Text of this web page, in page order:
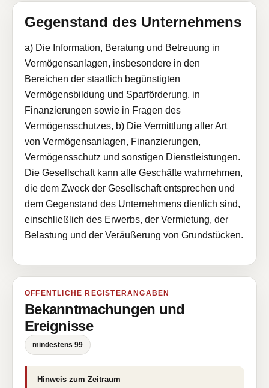
Gegenstand des Unternehmens
a) Die Information, Beratung und Betreuung in
Vermögensanlagen, insbesondere in den
Bereichen der staatlich begünstigten
Vermögensbildung und Sparförderung, in
Finanzierungen sowie in Fragen des
Vermögensschutzes, b) Die Vermittlung aller Art
von Vermögensanlagen, Finanzierungen,
Vermögensschutz und sonstigen Dienstleistungen.
Die Gesellschaft kann alle Geschäfte wahrnehmen,
die dem Zweck der Gesellschaft entsprechen und
dem Gegenstand des Unternehmens dienlich sind,
einschließlich des Erwerbs, der Vermietung, der
Belastung und der Veräußerung von Grundstücken.
ÖFFENTLICHE REGISTERANGABEN
Bekanntmachungen und
Ereignisse
mindestens 99
Hinweis zum Zeitraum